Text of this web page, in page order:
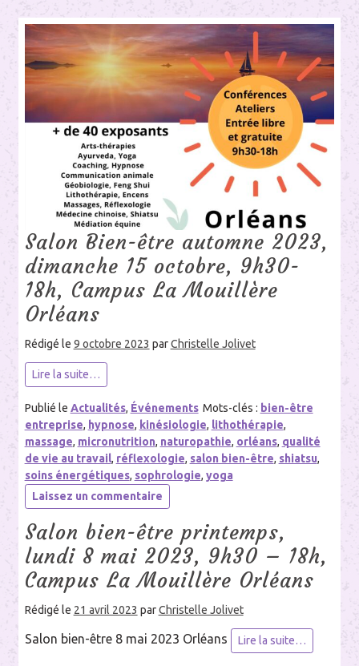
Salon Bien-être automne 2023,
dimanche 15 octobre, 9h30-
18h, Campus La Mouillère
Orléans
Rédigé le 9 octobre 2023 parChristelle Jolivet
Lire la suite…
Publié le Actualités, Événements Mots-clés : bien-être
entreprise, hypnose, kinésiologie, lithothérapie,
massage, micronutrition, naturopathie, orléans, qualité
de vie au travail, réflexologie, salon bien-être, shiatsu,
soins énergétiques, sophrologie, yoga
Laissez un commentairesur
Salon
Bien-
être
automne
2023,
15
9h30-
Salon bien-être printemps,
lundi 8 mai 2023, 9h30 – 18h,
Campus La Mouillère Orléans
Rédigé le 21 avril 2023 parChristelle Jolivet
Salon bien-être 8 mai 2023 Orléans Lire la suite…